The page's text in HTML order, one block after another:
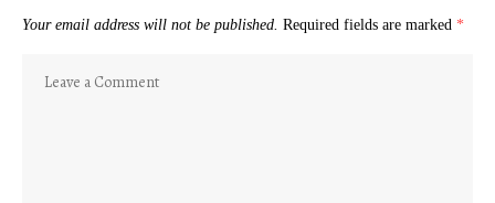
Your email address will not be published. Required fields are marked *